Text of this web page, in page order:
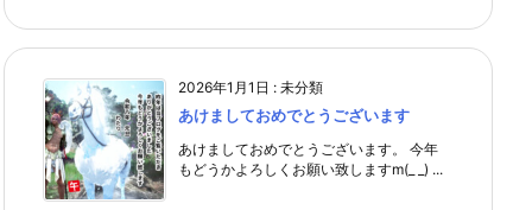
2026年1月1日 : 未分類
あけましておめでとうございます
あけましておめでとうございます。 今年
もどうかよろしくお願い致しますm(_ _) ...